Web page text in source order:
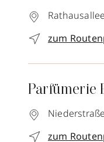
zum
Parfümerie
zum